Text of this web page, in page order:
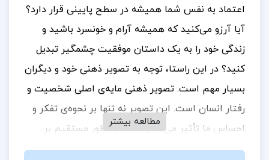
اعتماد به نفس شما همیشه در سطح پایینی قرار دارد؟
آیا آرزو می‌کنید که همیشه آرام و خونسرد باشید و
زندگی خود را به یک داستان موفقیت چشمگیر تبدیل
کنید؟ در این راستا، توجه به تصویر ذهنی خود و دیگران
بسیار مهم است. تصویر ذهنی مایه‌ی اصلی شخصیت و
رفتار انسان است. این تصویر نه تنها بر نحوه‌ی تفکر و
احساس ما تأثیر می‌گذارد، بلکه به طور مستقیم بر
رفتارهای ما نیز اثر می‌گذارد برای خرید و دانلود کتاب
مطالعه بیشتر